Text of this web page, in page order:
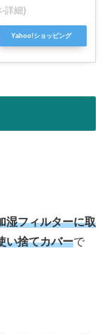
-詳細)
Yahoo!ショッピング
湿フィルターに取
い捨てカバーで